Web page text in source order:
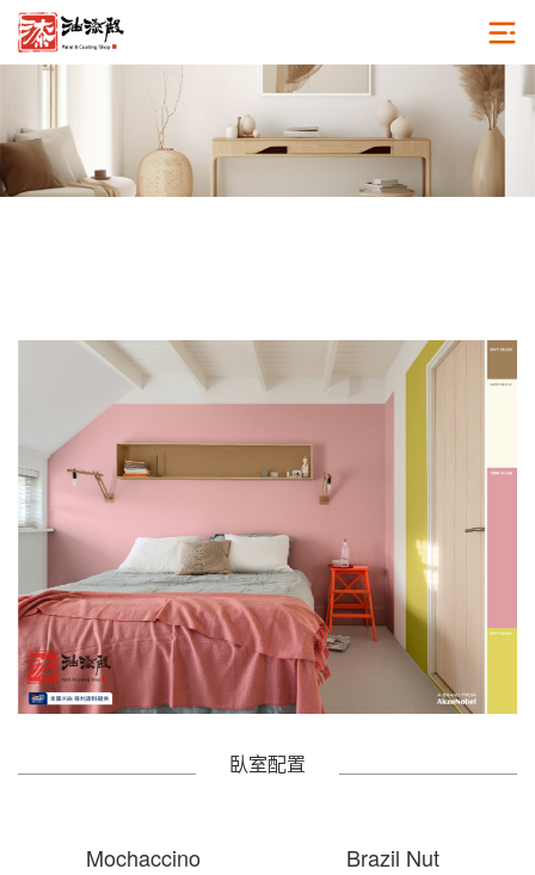
臥室配置
Mochaccino Brazil Nut